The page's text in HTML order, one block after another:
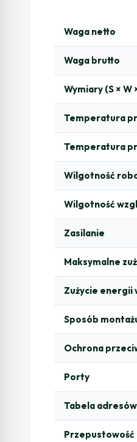
Waga netto
Waga brutto
Wymiary (S × W
Temperatura
Temperatura
Wilgotność
Wilgotność
Zasilanie
Maksymalne
Zużycie energii
Sposób
Ochrona
Porty
Tabela
Przepustowość